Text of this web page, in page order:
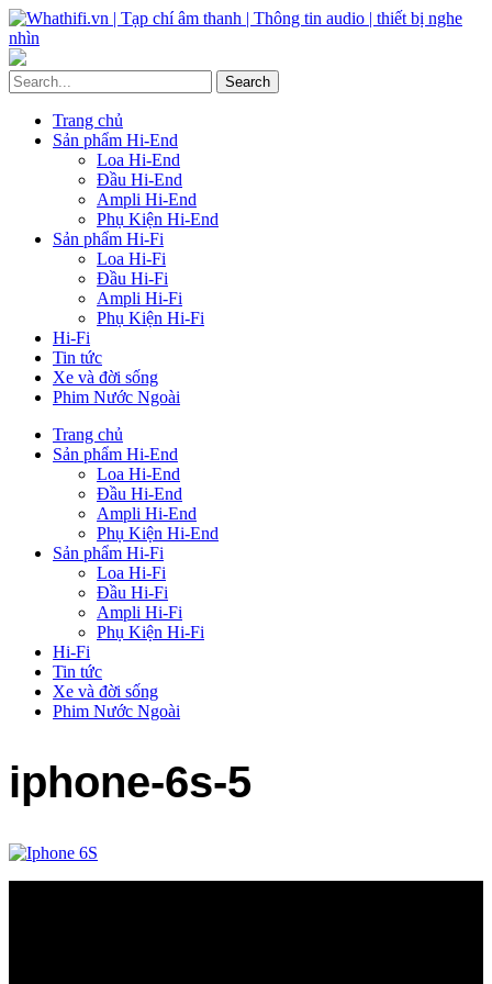
Trang chủ
Sản phẩm Hi-End
Loa Hi-End
Đầu Hi-End
Ampli Hi-End
Phụ Kiện Hi-End
Sản phẩm Hi-Fi
Loa Hi-Fi
Đầu Hi-Fi
Ampli Hi-Fi
Phụ Kiện Hi-Fi
Hi-Fi
Tin tức
Xe và đời sống
Phim Nước Ngoài
Trang chủ
Sản phẩm Hi-End
Loa Hi-End
Đầu Hi-End
Ampli Hi-End
Phụ Kiện Hi-End
Sản phẩm Hi-Fi
Loa Hi-Fi
Đầu Hi-Fi
Ampli Hi-Fi
Phụ Kiện Hi-Fi
Hi-Fi
Tin tức
Xe và đời sống
Phim Nước Ngoài
iphone-6s-5